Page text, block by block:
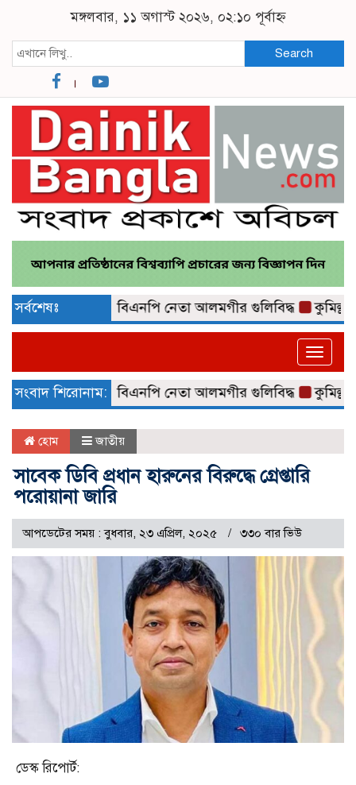
মঙ্গলবার, ১১ অগাস্ট ২০২৬, ০২:১০ পূর্বাহ্ন
Search
সর্বশেষঃ
জন ঢাকায় বিএনপি নেতা আলমগীর গুলিবিদ্ধ কুমিল্লায়
Toggle
সংবাদ শিরোনাম:
জন ঢাকায় বিএনপি নেতা আলমগীর গুলিবিদ্ধ কুমিল্লায়
হোম জাতীয়
সাবেক ডিবি প্রধান হারুনের বিরুদ্ধে গ্রেপ্তারি
পরোয়ানা জারি
আপডেটের সময় : বুধবার, ২৩ এপ্রিল, ২০২৫ ৩৩০ বার ভিউ
ডেস্ক রিপোর্ট: